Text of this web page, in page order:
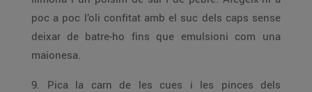
poc a poc l’oli confitat amb el suc dels caps sense
deixar de batre-ho fins que emulsioni com una
maionesa.
9. Pica la carn de les cues i les pinces dels